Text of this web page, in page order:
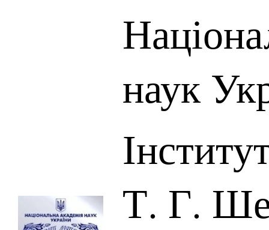
наук
Т. Г.